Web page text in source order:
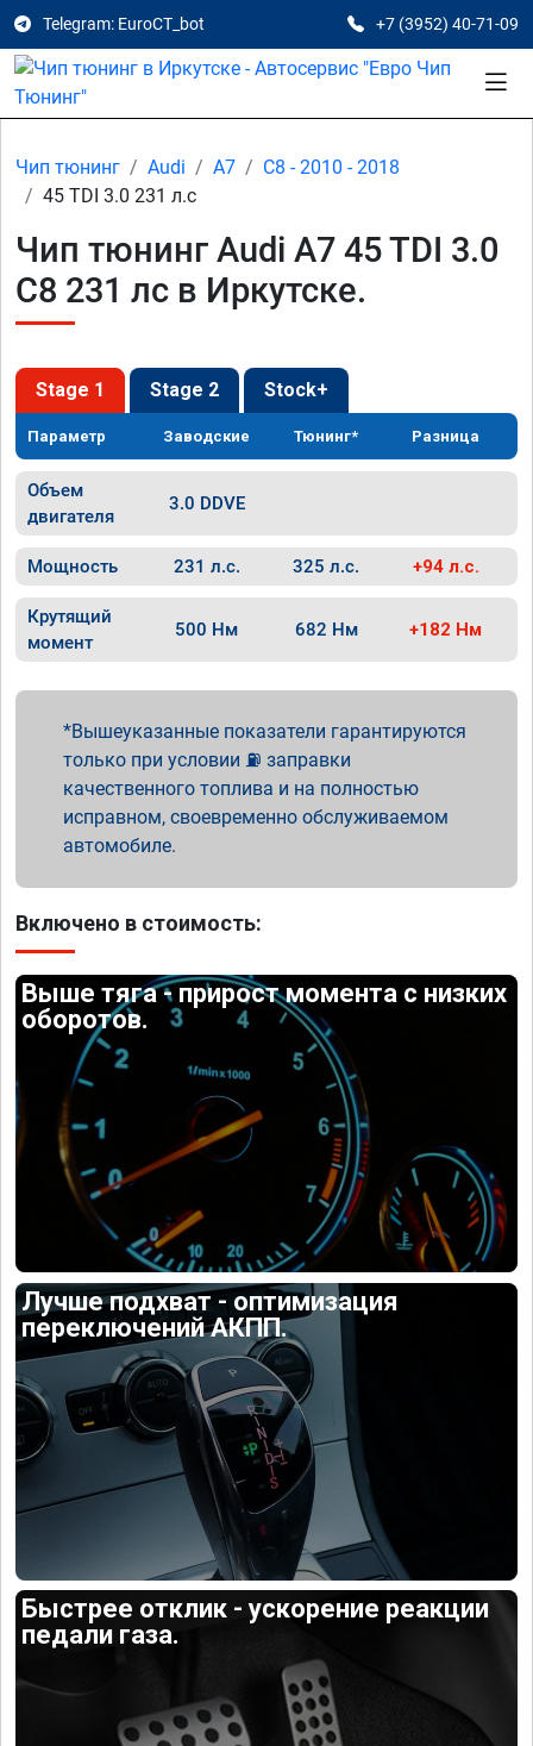
Telegram: EuroCT_bot +7 (3952) 40-71-09
Чип тюнинг Audi A7
C8 - 2010 - 2018
45 TDI 3.0 231 л.с
Чип тюнинг Audi A7 45 TDI 3.0
C8 231 лс в Иркутске.
Stage 1 Stage 2 Stock+
Параметр Заводские Тюнинг* Разница
Объем
двигателя
3.0 DDVE
Мощность 231 л.с. 325 л.с. +94 л.с.
Крутящий
момент
500 Нм 682 Нм +182 Нм
Вышеуказанные показатели гарантируются
только при условии ⛽ заправки
качественного топлива и на полностью
исправном, своевременно обслуживаемом
автомобиле.
Включено в стоимость:
Выше тяга - прирост момента с низких
оборотов.
Лучше подхват - оптимизация
переключений АКПП.
Быстрее отклик - ускорение реакции
педали газа.